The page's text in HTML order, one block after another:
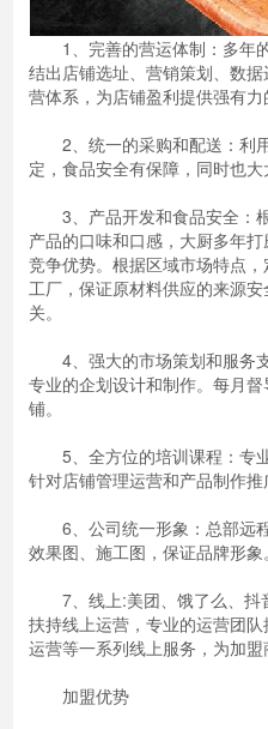
1、完善的营运体制：多年
结出店铺选址、营销策划、数
营体系，为店铺盈利提供强有力
2、统一的采购和配送：利
定，食品安全有保障，同时也大
3、产品开发和食品安全：
产品的口味和口感，大厨多年
竞争优势。根据区域市场特点
工厂，保证原材料供应的来源
关。
4、强大的市场策划和服务支
专业的企划设计和制作。每月
铺。
5、全方位的培训课程：专
针对店铺管理运营和产品制作推
6、公司统一形象：总部远
效果图、施工图，保证品牌形象。
7、线上:美团、饿了么、抖
扶持线上运营，专业的运营团
运营等一系列线上服务，为加盟
加盟优势